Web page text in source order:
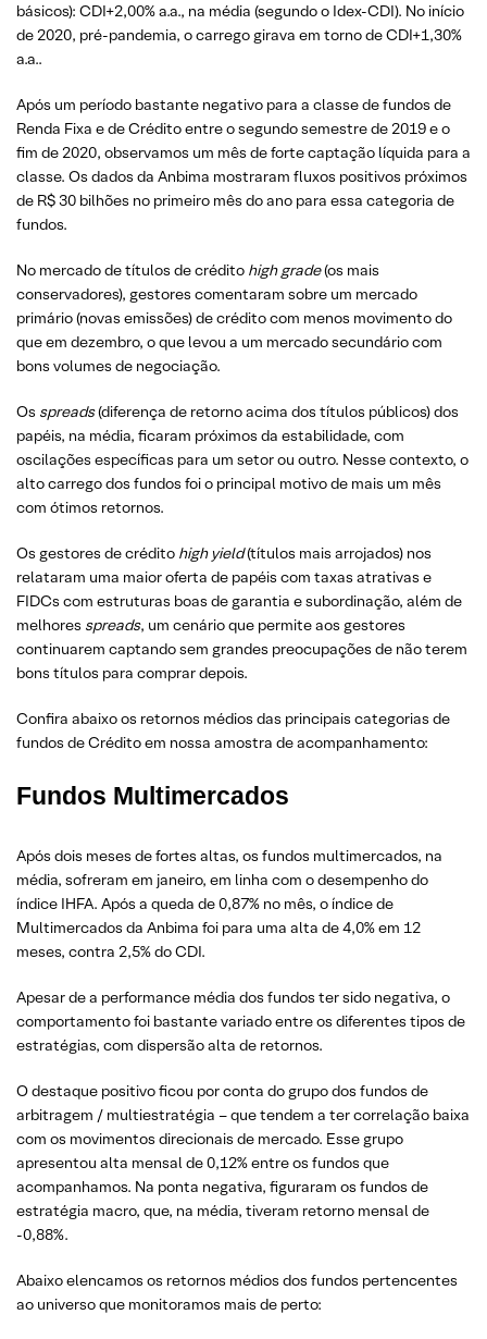
básicos): CDI+2,00% a.a., na média (segundo o Idex-CDI). No início
de 2020, pré-pandemia, o carrego girava em torno de CDI+1,30%
a.a..
Após um período bastante negativo para a classe de fundos de
Renda Fixa e de Crédito entre o segundo semestre de 2019 e o
fim de 2020, observamos um mês de forte captação líquida para a
classe. Os dados da Anbima mostraram fluxos positivos próximos
de R$ 30 bilhões no primeiro mês do ano para essa categoria de
fundos.
No mercado de títulos de crédito high grade(os mais
conservadores), gestores comentaram sobre um mercado
primário (novas emissões) de crédito com menos movimento do
que em dezembro, o que levou a um mercado secundário com
bons volumes de negociação.
Os spreads(diferença de retorno acima dos títulos públicos) dos
papéis, na média, ficaram próximos da estabilidade, com
oscilações específicas para um setor ou outro. Nesse contexto, o
alto carrego dos fundos foi o principal motivo de mais um mês
com ótimos retornos.
Os gestores de crédito high yield(títulos mais arrojados) nos
relataram uma maior oferta de papéis com taxas atrativas e
FIDCs com estruturas boas de garantia e subordinação, além de
melhores spreads, um cenário que permite aos gestores
continuarem captando sem grandes preocupações de não terem
bons títulos para comprar depois.
Confira abaixo os retornos médios das principais categorias de
fundos de Crédito em nossa amostra de acompanhamento:
Fundos Multimercados
Após dois meses de fortes altas, os fundos multimercados, na
média, sofreram em janeiro, em linha com o desempenho do
índice IHFA. Após a queda de 0,87% no mês, o índice de
Multimercados da Anbima foi para uma alta de 4,0% em 12
meses, contra 2,5% do CDI.
Apesar de a performance média dos fundos ter sido negativa, o
comportamento foi bastante variado entre os diferentes tipos de
estratégias, com dispersão alta de retornos.
O destaque positivo ficou por conta do grupo dos fundos de
arbitragem / multiestratégia – que tendem a ter correlação baixa
com os movimentos direcionais de mercado. Esse grupo
apresentou alta mensal de 0,12% entre os fundos que
acompanhamos. Na ponta negativa, figuraram os fundos de
estratégia macro, que, na média, tiveram retorno mensal de
-0,88%.
Abaixo elencamos os retornos médios dos fundos pertencentes
ao universo que monitoramos mais de perto: